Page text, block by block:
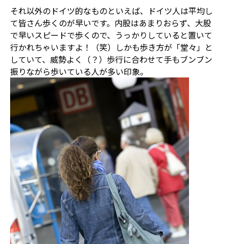
それ以外のドイツ的なものといえば、ドイツ人は平均し
て皆さん歩くのが早いです。内股はあまりおらず、大股
で早いスピードで歩くので、うっかりしていると置いて
行かれちゃいますよ！（笑）しかも歩き方が「堂々」と
していて、威勢よく（？）歩行に合わせて手もブンブン
振りながら歩いている人が多い印象。